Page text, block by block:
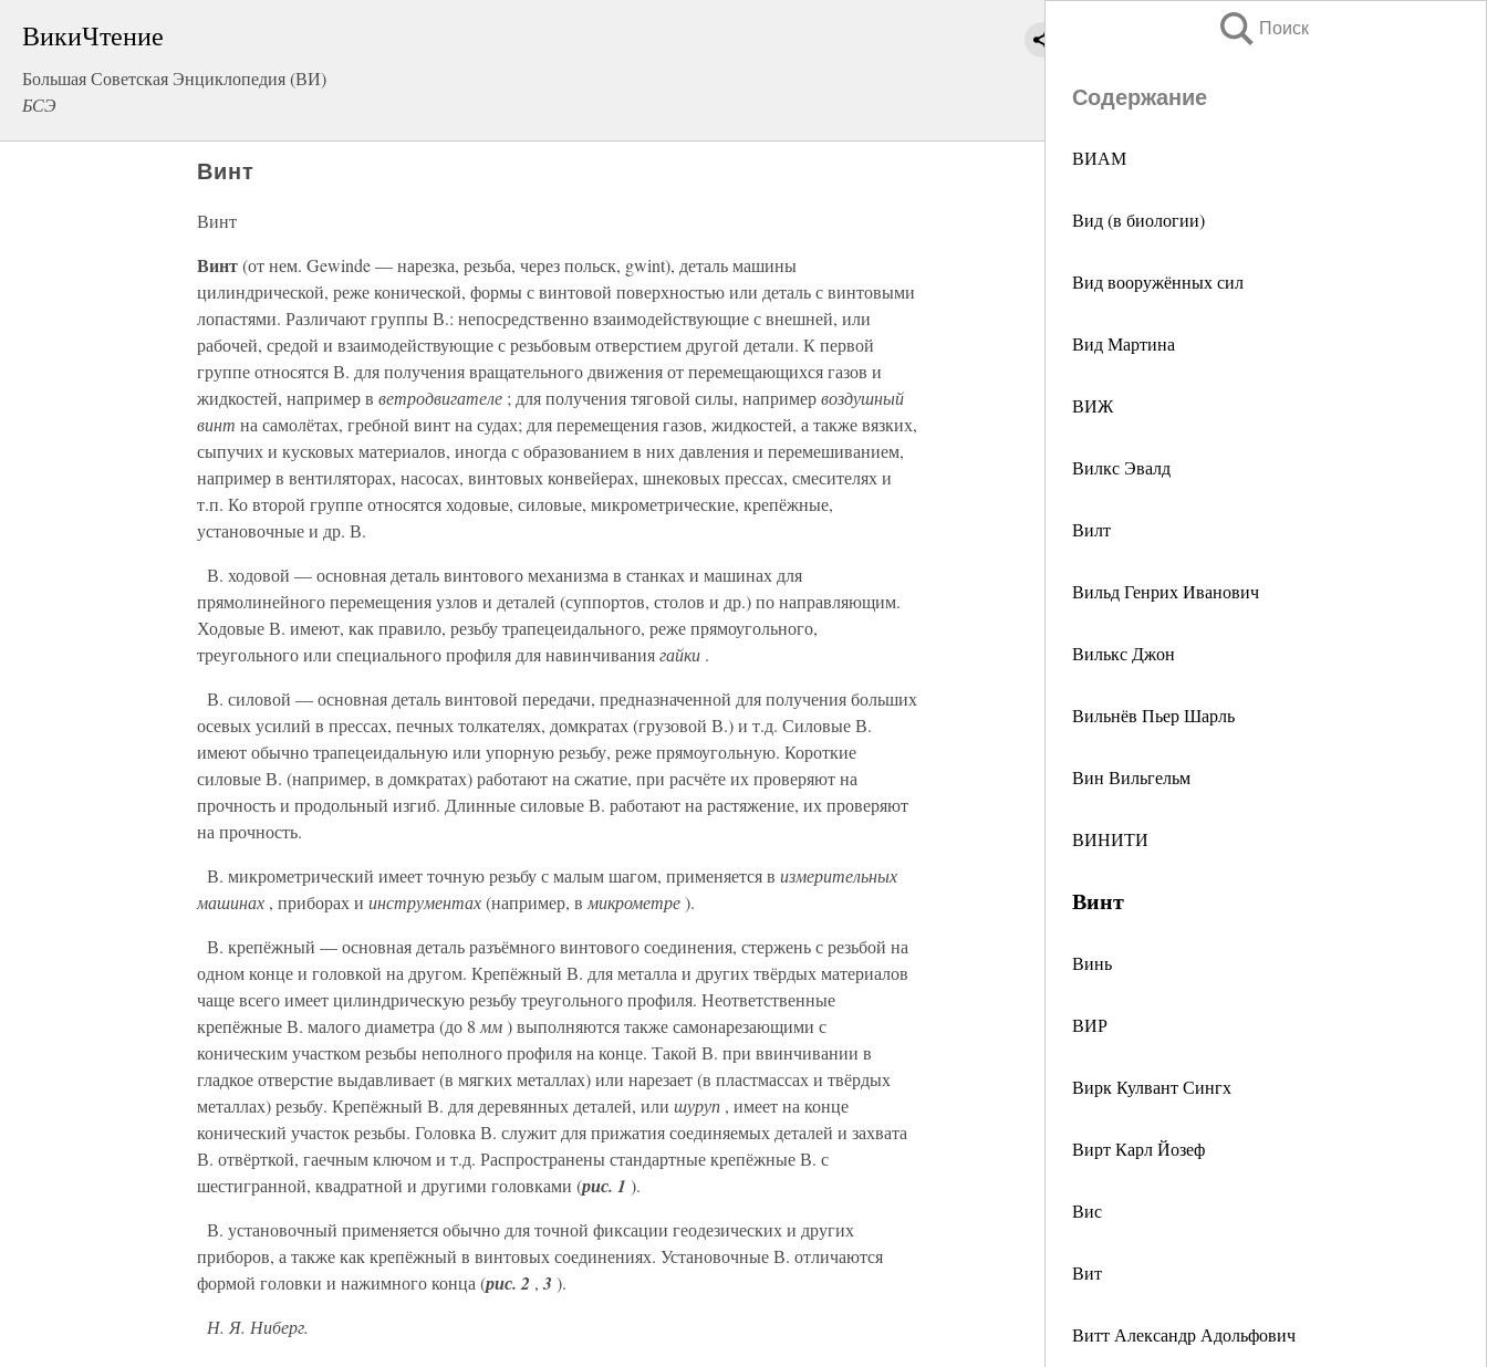
ВикиЧтение
Большая Советская Энциклопедия (ВИ)
БСЭ
Поиск
Содержание
ВИАМ
Вид (в биологии)
Вид вооружённых сил
Вид Мартина
ВИЖ
Вилкс Эвалд
Вилт
Вильд Генрих Иванович
Вилькс Джон
Вильнёв Пьер Шарль
Вин Вильгельм
ВИНИТИ
Винт
Винь
ВИР
Вирк Кулвант Сингх
Вирт Карл Йозеф
Вис
Вит
Витт Александр Адольфович
Винт
Винт
Винт(от нем. Gewinde — нарезка, резьба, через польск, gwint), деталь машины
цилиндрической, реже конической, формы с винтовой поверхностью или деталь с винтовыми
лопастями. Различают группы В.: непосредственно взаимодействующие с внешней, или
рабочей, средой и взаимодействующие с резьбовым отверстием другой детали. К первой
группе относятся В. для получения вращательного движения от перемещающихся газов и
жидкостей, например в ветродвигателе ; для получения тяговой силы, напримервоздушный
винт на самолётах, гребной винт на судах; для перемещения газов, жидкостей, а также вязких,
сыпучих и кусковых материалов, иногда с образованием в них давления и перемешиванием,
например в вентиляторах, насосах, винтовых конвейерах, шнековых прессах, смесителях и
т.п. Ко второй группе относятся ходовые, силовые, микрометрические, крепёжные,
установочные и др. В.
В. ходовой — основная деталь винтового механизма в станках и машинах для
прямолинейного перемещения узлов и деталей (суппортов, столов и др.) по направляющим.
Ходовые В. имеют, как правило, резьбу трапецеидального, реже прямоугольного,
треугольного или специального профиля для навинчиваниягайки .
В. силовой — основная деталь винтовой передачи, предназначенной для получения больших
осевых усилий в прессах, печных толкателях, домкратах (грузовой В.) и т.д. Силовые В.
имеют обычно трапецеидальную или упорную резьбу, реже прямоугольную. Короткие
силовые В. (например, в домкратах) работают на сжатие, при расчёте их проверяют на
прочность и продольный изгиб. Длинные силовые В. работают на растяжение, их проверяют
на прочность.
В. микрометрический имеет точную резьбу с малым шагом, применяется в измерительных
машинах , приборах и инструментах(например, в микрометре).
В. крепёжный — основная деталь разъёмного винтового соединения, стержень с резьбой на
одном конце и головкой на другом. Крепёжный В. для металла и других твёрдых материалов
чаще всего имеет цилиндрическую резьбу треугольного профиля. Неответственные
крепёжные В. малого диаметра (до 8 мм) выполняются также самонарезающими с
коническим участком резьбы неполного профиля на конце. Такой В. при ввинчивании в
гладкое отверстие выдавливает (в мягких металлах) или нарезает (в пластмассах и твёрдых
металлах) резьбу. Крепёжный В. для деревянных деталей, или шуруп , имеет на конце
конический участок резьбы. Головка В. служит для прижатия соединяемых деталей и захвата
В. отвёрткой, гаечным ключом и т.д. Распространены стандартные крепёжные В. с
шестигранной, квадратной и другими головками (рис. 1 ).
В. установочный применяется обычно для точной фиксации геодезических и других
приборов, а также как крепёжный в винтовых соединениях. Установочные В. отличаются
формой головки и нажимного конца (рис. 2 ,3 ).
Н. Я. Ниберг.